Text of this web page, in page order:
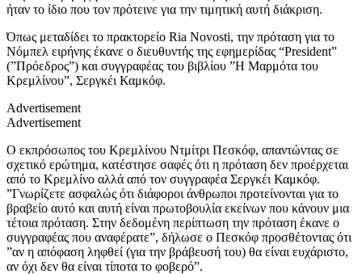
ήταν το ίδιο που τον πρότεινε για την τιμητική αυτή διάκριση.
Όπως μεταδίδει το πρακτορείο Ria Novosti, την πρόταση για το
Νόμπελ ειρήνης έκανε ο διευθυντής της εφημερίδας “President”
(”Πρόεδρος”) και συγγραφέας του βιβλίου ”Η Μαρμότα του
Κρεμλίνου”, Σεργκέι Καμκόφ.
Advertisement
Advertisement
Ο εκπρόσωπος του Κρεμλίνου Ντμίτρι Πεσκόφ, απαντώντας σε
σχετικό ερώτημα, κατέστησε σαφές ότι η πρόταση δεν προέρχεται
από το Κρεμλίνο αλλά από τον συγγραφέα Σεργκέι Καμκόφ.
”Γνωρίζετε ασφαλώς ότι διάφοροι άνθρωποι προτείνονται για το
βραβείο αυτό και αυτή είναι πρωτοβουλία εκείνων που κάνουν μια
τέτοια πρόταση. Στην δεδομένη περίπτωση την πρόταση έκανε ο
συγγραφέας που αναφέρατε”, δήλωσε ο Πεσκόφ προσθέτοντας ότι
”αν η απόφαση ληφθεί (για την βράβευσή του) θα είναι ευχάριστο,
αν όχι δεν θα είναι τίποτα το φοβερό”.